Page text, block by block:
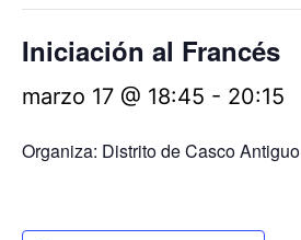
Iniciación al Francés
marzo 17 @ 18:45 - 20:15
Organiza: Distrito de Casco Antiguo